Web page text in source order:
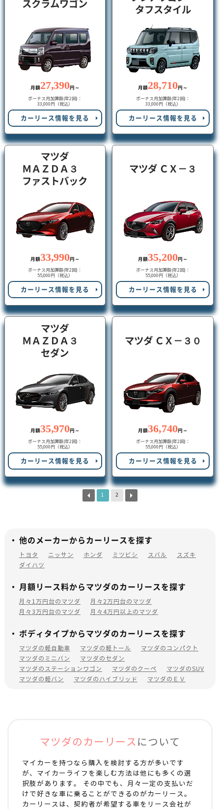
スクラムワゴン
月額 27,390円～
ボーナス月加算額(年2回)：
33,000円（税込）
カーリース情報を見る
タフスタイル
月額 28,710円～
ボーナス月加算額(年2回)：
33,000円（税込）
カーリース情報を見る
マツダ
ＭＡＺＤＡ３
ファストバック
月額33,990 円～
ボーナス月加算額(年2回)：
55,000円（税込）
カーリース情報を見る
マツダ ＣＸ－３
月額35,200 円～
ボーナス月加算額(年2回)：
55,000円（税込）
カーリース情報を見る
マツダ
ＭＡＺＤＡ３
セダン
月額35,970 円～
ボーナス月加算額(年2回)：
55,000円（税込）
カーリース情報を見る
マツダ ＣＸ－３０
月額36,740 円～
ボーナス月加算額(年2回)：
55,000円（税込）
カーリース情報を見る
1 2
他のメーカーからカーリースを探す
トヨタ ニッサン ホンダ ミツビシ スバル
スズキ
ダイハツ
月額リース料からマツダのカーリースを探す
月々1万円台のマツダ
月々2万円台のマツダ
月々3万円台のマツダ
月々4万円以上のマツダ
ボディタイプからマツダのカーリースを探す
マツダの軽自動車 マツダの軽トール
マツダのコンパクト
マツダのミニバン
マツダのセダン
マツダのステーションワゴン
マツダのクーペ
マツダのSUV
マツダの軽バン
マツダのハイブリッド マツダのＥＶ
マツダのカーリースについて
マイカーを持つなら購入を検討する方が多いです
が、マイカーライフを楽しむ方法は他にも多くの選
択肢があります。 その中でも、月々一定の支払いだ
けで好きな車に乗ることができるのがカーリース。
カーリースは、契約者が希望する車をリース会社が